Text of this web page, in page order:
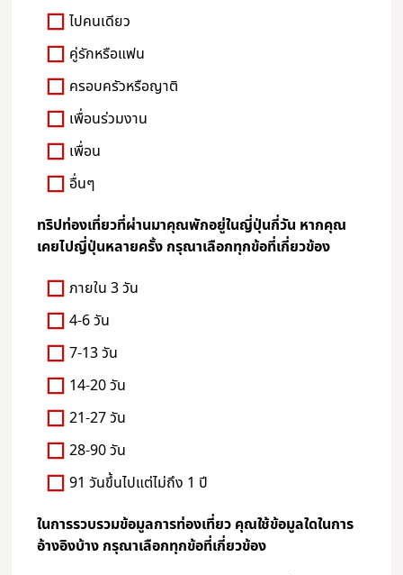
ไปคนเดียว
คู่รักหรือแฟน
ครอบครัวหรือญาติ
เพื่อนร่วมงาน
เพื่อน
อื่นๆ
ทริปท่องเที่ยวที่ผ่านมาคุณพักอยู่ในญี่ปุ่นกี่วัน หากคุณ
เคยไปญี่ปุ่นหลายครั้ง กรุณาเลือกทุกข้อที่เกี่ยวข้อง
ภายใน 3 วัน
4-6 วัน
7-13 วัน
14-20 วัน
21-27 วัน
28-90 วัน
91 วันขึ้นไปแต่ไม่ถึง 1 ปี
ในการรวบรวมข้อมูลการท่องเที่ยว คุณใช้ข้อมูลใดในการ
อ้างอิงบ้าง กรุณาเลือกทุกข้อที่เกี่ยวข้อง